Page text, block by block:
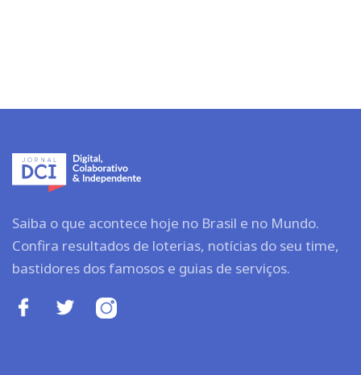
Saiba o que acontece hoje no Brasil e no Mundo.
Confira resultados de loterias, notícias do seu time,
bastidores dos famosos e guias de serviços.